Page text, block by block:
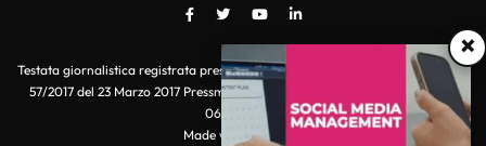
×
Testata giornalistica registrata presso il Tribunale di Roma con autorizzazione
57/2017 del 23 Marzo 2017 Pressmare.it è un marchio di S.P.E.N. Srl - P.IVA
06511641000
Made with
by POI